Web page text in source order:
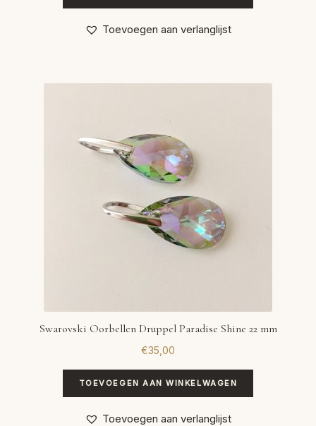
Toevoegen aan verlanglijst
Swarovski Oorbellen Druppel Paradise Shine 22 mm
€35,00
TOEVOEGEN AAN WINKELWAGEN
Toevoegen aan verlanglijst